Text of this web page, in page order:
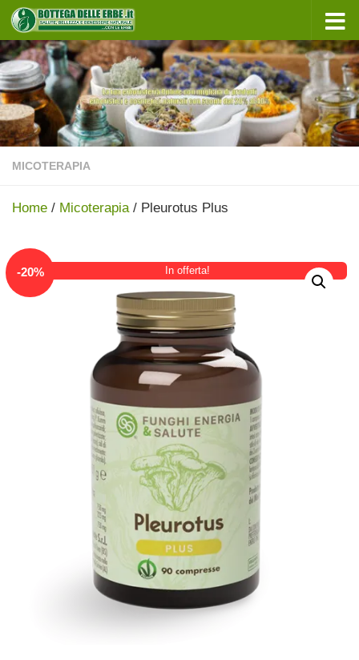
Sotto il contenuto
MICOTERAPIA
Home / Micoterapia / Pleurotus Plus
-20% In offerta!